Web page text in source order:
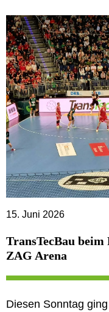
15. Juni 2026
TransTecBau
ZAG Arena
Diesen Sonntag